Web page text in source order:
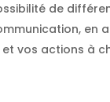
de
en
vos actions à